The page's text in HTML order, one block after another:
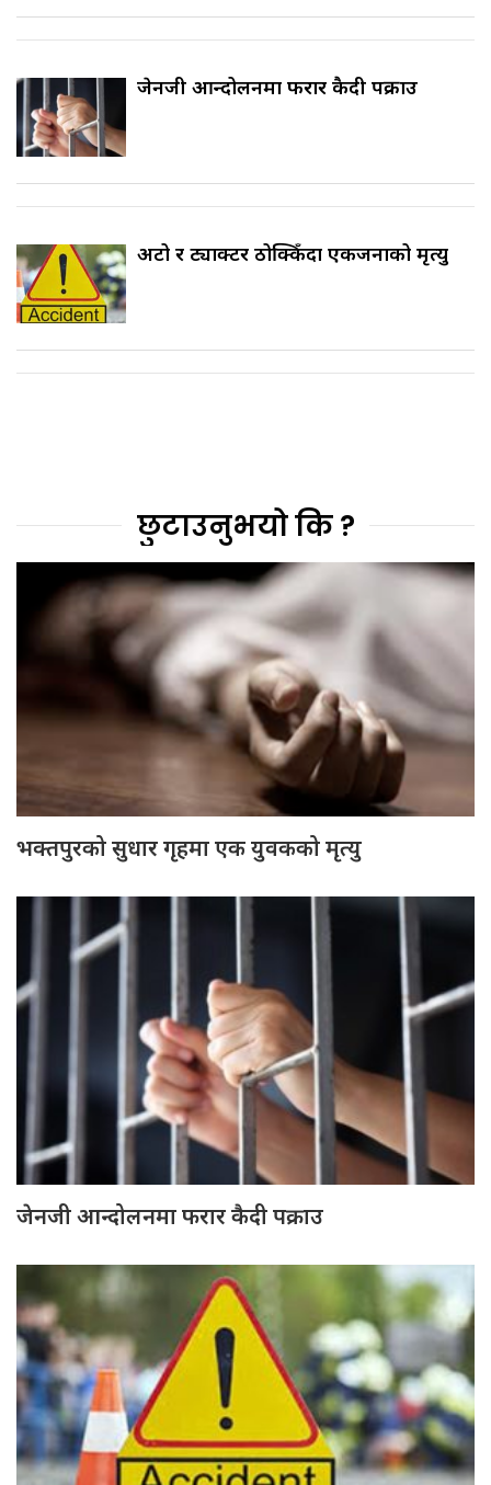
जेनजी आन्दोलनमा फरार कैदी पक्राउ
अटो र ट्याक्टर ठोक्किँदा एकजनाको मृत्यु
छुटाउनुभयो कि ?
भक्तपुरको सुधार गृहमा एक युवकको मृत्यु
जेनजी आन्दोलनमा फरार कैदी पक्राउ